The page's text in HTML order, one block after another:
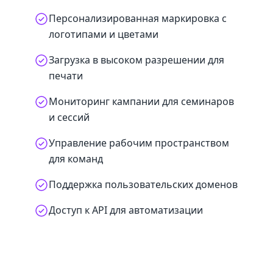
Персонализированная маркировка с
логотипами и цветами
Загрузка в высоком разрешении для
печати
Мониторинг кампании для семинаров
и сессий
Управление рабочим пространством
для команд
Поддержка пользовательских доменов
Доступ к API для автоматизации